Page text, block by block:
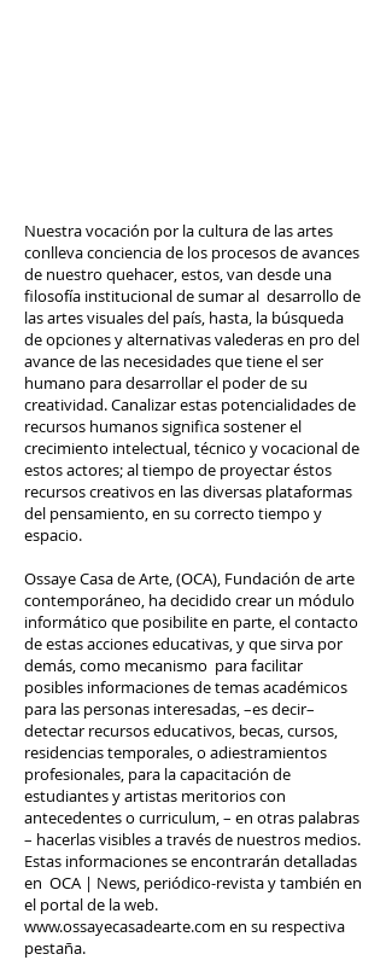
Nuestra vocación por la cultura de las artes
conlleva conciencia de los procesos de avances
de nuestro quehacer, estos, van desde una
filosofía institucional de sumar al desarrollo de
las artes visuales del país, hasta, la búsqueda
de opciones y alternativas valederas en pro del
avance de las necesidades que tiene el ser
humano para desarrollar el poder de su
creatividad. Canalizar estas potencialidades de
recursos humanos significa sostener el
crecimiento intelectual, técnico y vocacional de
estos actores; al tiempo de proyectar éstos
recursos creativos en las diversas plataformas
del pensamiento, en su correcto tiempo y
espacio.
Ossaye Casa de Arte, (OCA), Fundación de arte
contemporáneo, ha decidido crear un módulo
informático que posibilite en parte, el contacto
de estas acciones educativas, y que sirva por
demás, como mecanismo para facilitar
posibles informaciones de temas académicos
para las personas interesadas, –es decir–
detectar recursos educativos, becas, cursos,
residencias temporales, o adiestramientos
profesionales, para la capacitación de
estudiantes y artistas meritorios con
antecedentes o curriculum, – en otras palabras
– hacerlas visibles a través de nuestros medios.
Estas informaciones se encontrarán detalladas
en OCA | News, periódico-revista y también en
el portal de la web.
www.ossayecasadearte.com en su respectiva
pestaña.